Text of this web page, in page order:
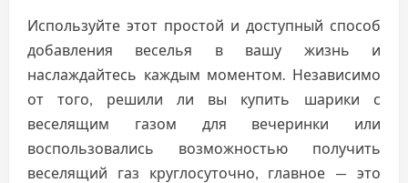
Используйте этот простой и доступный способ
добавления веселья в вашу жизнь и
наслаждайтесь каждым моментом. Независимо
от того, решили ли вы купить шарики с
веселящим газом для вечеринки или
воспользовались возможностью получить
веселящий газ круглосуточно, главное — это